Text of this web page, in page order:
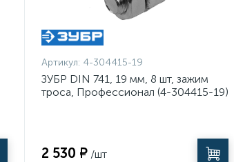
Артикул: 4-304415-19
ЗУБР DIN 741, 19 мм, 8 шт, зажим
троса, Профессионал (4-304415-19)
2 530 ₽ /шт